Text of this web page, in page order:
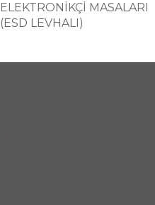
ELEKTRONİKÇİ MASALARI
(ESD LEVHALI)